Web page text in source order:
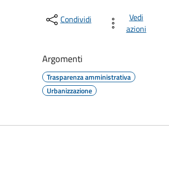
Condividi
Vedi
azioni
Argomenti
Trasparenza amministrativa
Urbanizzazione